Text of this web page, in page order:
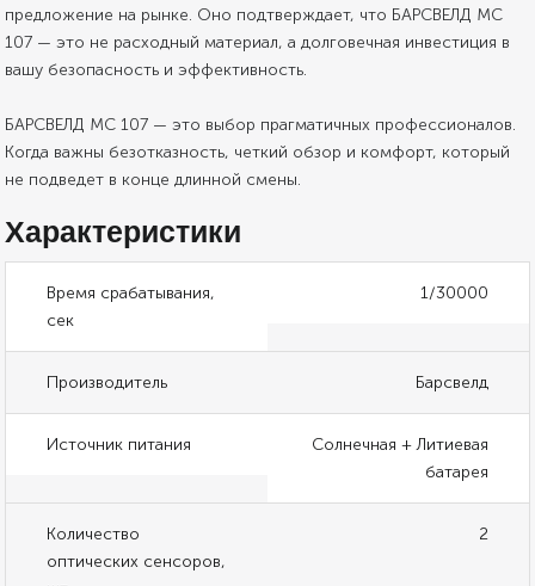
предложение на рынке. Оно подтверждает, что БАРСВЕЛД МС
107 — это не расходный материал, а долговечная инвестиция в
вашу безопасность и эффективность.
БАРСВЕЛД МС 107 — это выбор прагматичных профессионалов.
Когда важны безотказность, четкий обзор и комфорт, который
не подведет в конце длинной смены.
Характеристики
Время срабатывания,
сек
1/30000
Производитель Барсвелд
Источник питания
Солнечная + Литиевая
батарея
Количество
оптических сенсоров,
2